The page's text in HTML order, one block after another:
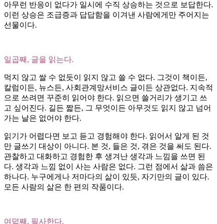
아무런 반응이 없다가 일시에 수직 상승하는 것으로 보답한다.
이런 상승은 조급증과 답답함을 이겨낸 사람에게만 주어지는
선물이다.
일곱째, 글을 읽는다.
먹지 않고 쌀 수 없듯이 읽지 않고 쓸 수 없다. 그것이 책이든,
칼럼이든, 뉴스든, 사회관계망서비스 글이든 상관없다. 지속적
으로 쓰려면 꾸준히 읽어야 한다. 읽으면 쓸거리가 생기고 쓰
고 싶어진다. 길든 짧든, 그 무엇이든 아무것도 읽지 않고 넘어
가는 날은 없어야 한다.
읽기가 어렵다면 보고 듣고 경험해야 한다. 읽어서 알게 된 것
만 글쓰기 대상이 아니다. 본 것, 들은 것, 겪은 것을 써도 된다.
관찰하고 대화하고 경험한 후 생겨난 생각과 느낌을 쓰면 된
다. 생각과 느낌 없이 사는 사람은 없다. 그런 점에서 삶과 씀은
하나다. 누구에게나 저마다의 삶이 있듯, 자기만의 글이 있다.
모든 사람의 삶은 한 편의 작품이다.
여덟째, 필사한다.